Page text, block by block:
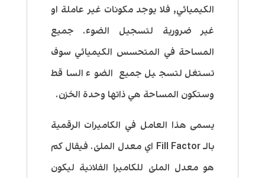
الكيميائي, فلا يوجد مكونات غير عاملة او
غير ضرورية لتسجيل الضوء. جميع
المساحة في المتحسس الكيميائي سوف
تستغل لتسجيل جميع الضوء الساقط
وستكون المساحة هي ذاتها وحدة الخزن.
يسمى هذا العامل في الكاميرات الرقمية
بالـ Fill Factor اي معدل الملئ. فيقال كم
هو معدل الملئ للكاميرا الفلانية ليكون